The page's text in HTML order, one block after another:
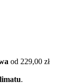
od 229,00 zł
.